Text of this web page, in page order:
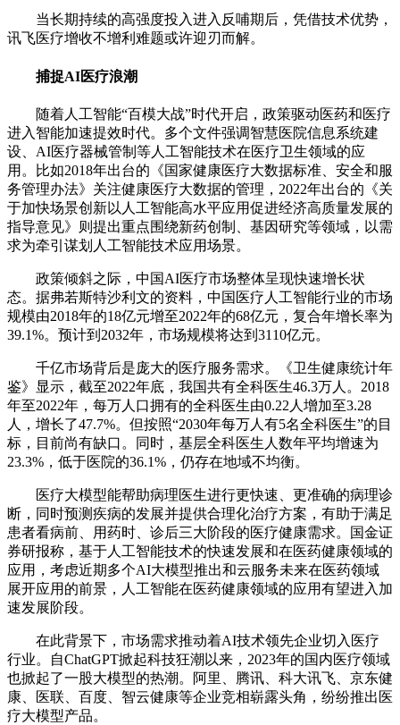
当长期持续的高强度投入进入反哺期后，凭借技术优势，
讯飞医疗增收不增利难题或许迎刃而解。
捕捉AI医疗浪潮
随着人工智能“百模大战”时代开启，政策驱动医药和医疗
进入智能加速提效时代。多个文件强调智慧医院信息系统建
设、AI医疗器械管制等人工智能技术在医疗卫生领域的应
用。比如2018年出台的《国家健康医疗大数据标准、安全和服
务管理办法》关注健康医疗大数据的管理，2022年出台的《关
于加快场景创新以人工智能高水平应用促进经济高质量发展的
指导意见》则提出重点围绕新药创制、基因研究等领域，以需
求为牵引谋划人工智能技术应用场景。
政策倾斜之际，中国AI医疗市场整体呈现快速增长状
态。据弗若斯特沙利文的资料，中国医疗人工智能行业的市场
规模由2018年的18亿元增至2022年的68亿元，复合年增长率为
39.1%。预计到2032年，市场规模将达到3110亿元。
千亿市场背后是庞大的医疗服务需求。《卫生健康统计年
鉴》显示，截至2022年底，我国共有全科医生46.3万人。2018
年至2022年，每万人口拥有的全科医生由0.22人增加至3.28
人，增长了47.7%。但按照“2030年每万人有5名全科医生”的目
标，目前尚有缺口。同时，基层全科医生人数年平均增速为
23.3%，低于医院的36.1%，仍存在地域不均衡。
医疗大模型能帮助病理医生进行更快速、更准确的病理诊
断，同时预测疾病的发展并提供合理化治疗方案，有助于满足
患者看病前、用药时、诊后三大阶段的医疗健康需求。国金证
券研报称，基于人工智能技术的快速发展和在医药健康领域的
应用，考虑近期多个AI大模型推出和云服务未来在医药领域
展开应用的前景，人工智能在医药健康领域的应用有望进入加
速发展阶段。
在此背景下，市场需求推动着AI技术领先企业切入医疗
行业。自ChatGPT掀起科技狂潮以来，2023年的国内医疗领域
也掀起了一股大模型的热潮。阿里、腾讯、科大讯飞、京东健
康、医联、百度、智云健康等企业竞相崭露头角，纷纷推出医
疗大模型产品。